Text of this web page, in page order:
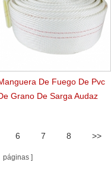
De Fuego De Pvc
Grano De Sarga Audaz
6 7 8 >>
páginas